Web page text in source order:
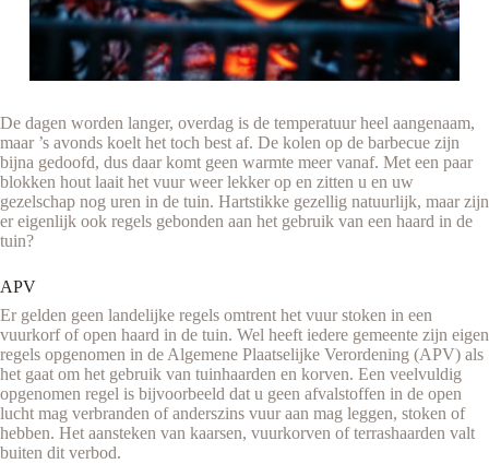
De dagen worden langer, overdag is de temperatuur heel aangenaam,
maar ’s avonds koelt het toch best af. De kolen op de barbecue zijn
bijna gedoofd, dus daar komt geen warmte meer vanaf. Met een paar
blokken hout laait het vuur weer lekker op en zitten u en uw
gezelschap nog uren in de tuin. Hartstikke gezellig natuurlijk, maar zijn
er eigenlijk ook regels gebonden aan het gebruik van een haard in de
tuin?
APV
Er gelden geen landelijke regels omtrent het vuur stoken in een
vuurkorf of open haard in de tuin. Wel heeft iedere gemeente zijn eigen
regels opgenomen in de Algemene Plaatselijke Verordening (APV) als
het gaat om het gebruik van tuinhaarden en korven. Een veelvuldig
opgenomen regel is bijvoorbeeld dat u geen afvalstoffen in de open
lucht mag verbranden of anderszins vuur aan mag leggen, stoken of
hebben. Het aansteken van kaarsen, vuurkorven of terrashaarden valt
buiten dit verbod.